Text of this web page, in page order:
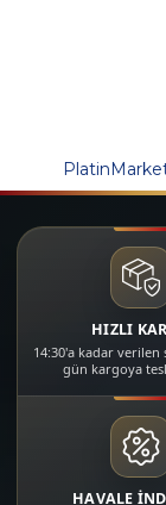
HIZLI
14:30'a kadar verilen
gün kargoya
HAVALE